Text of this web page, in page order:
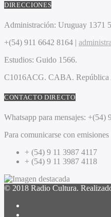
DIRECCIONES
Administración: Uruguay 1371
+(54) 911 6642 8164 |
Estudios: Guido 1566.
C1016ACG. CABA. República
CONTACTO DIRECTO
Whatsapp para mensajes: +(54)
Para comunicarse con
+ (54) 9 11 3987 4117
+ (54) 9 11 3987 4118
© 2018 Radio Cultura.